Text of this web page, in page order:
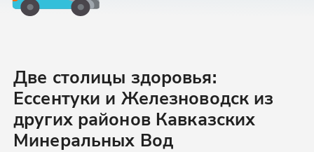
Две столицы здоровья:
Ессентуки и Железноводск из
других районов Кавказских
Минеральных Вод